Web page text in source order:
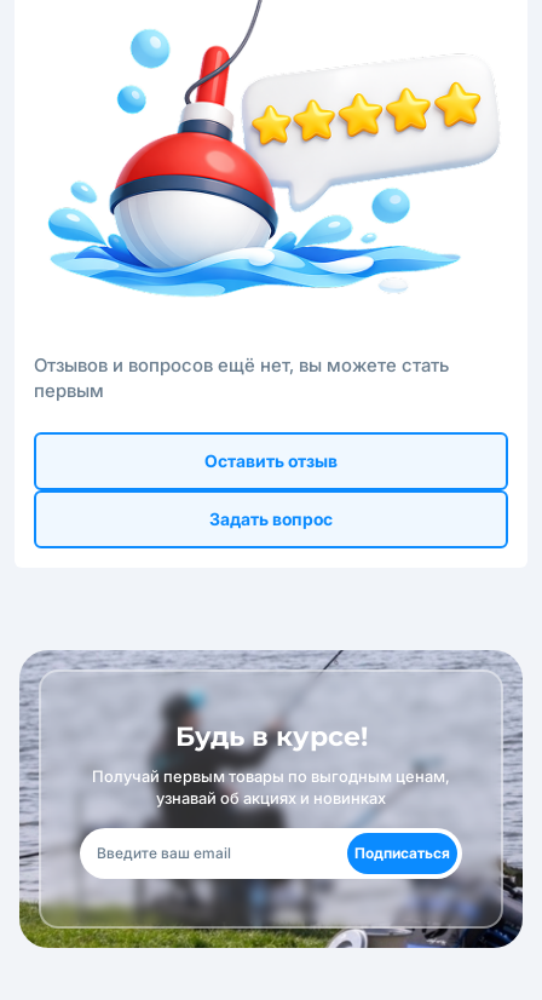
Отзывов и вопросов ещё нет, вы можете стать
первым
Оставить отзыв
Задать вопрос
Будь в курсе!
Получай первым товары по выгодным ценам,
узнавай об акциях и новинках
Подписаться